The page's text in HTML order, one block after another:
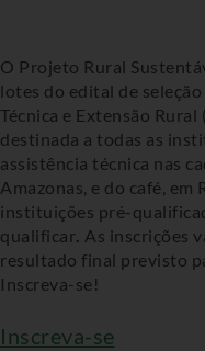
O Projeto Rural
lotes do edital de
Técnica e Extensão Rural
destinada a todas as
assistência técnica nas
Amazonas, e do café, em
instituições pré-
qualificar. As inscrições
resultado final previsto
Inscreva-se!
Inscreva-se